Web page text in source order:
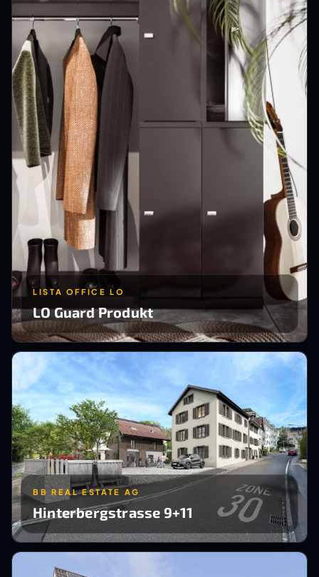
LISTA OFFICE LO
LO Guard Produkt
BB REAL ESTATE AG
Hinterbergstrasse 9+11